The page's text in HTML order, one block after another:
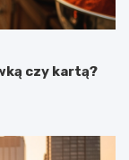
czy kartą?